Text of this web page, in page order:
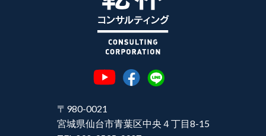
〒980-0021
宮城県仙台市青葉区中央４丁目8-15